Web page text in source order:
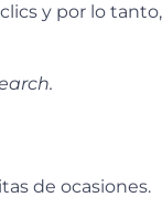
y por lo
de ocasiones.